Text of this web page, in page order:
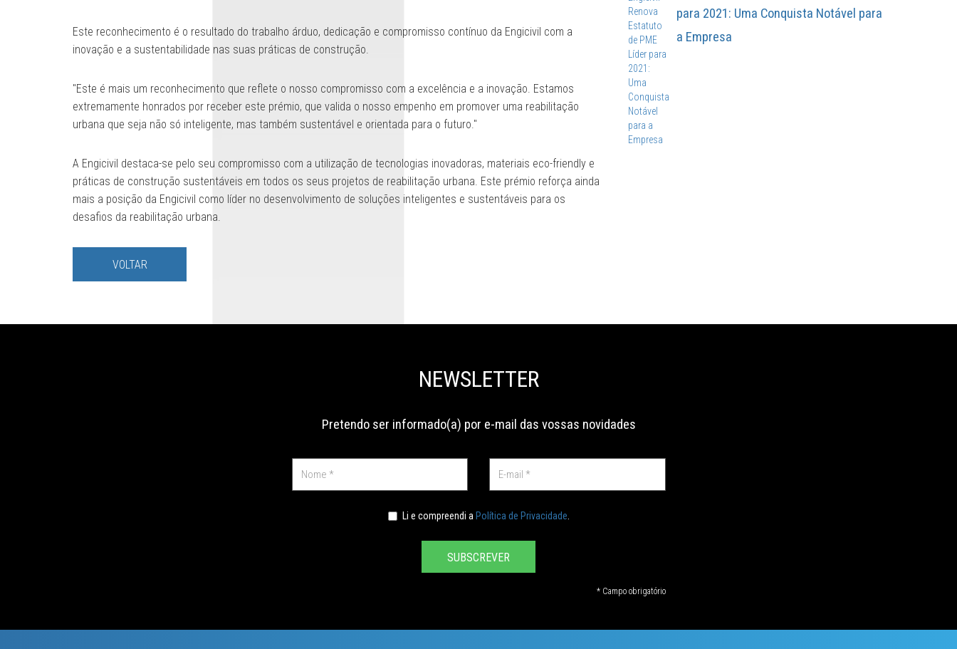
Este reconhecimento é o resultado do trabalho árduo, dedicação e compromisso contínuo da Engicivil com a
inovação e a sustentabilidade nas suas práticas de construção.
"Este é mais um reconhecimento que reflete o nosso compromisso com a excelência e a inovação. Estamos
extremamente honrados por receber este prémio, que valida o nosso empenho em promover uma reabilitação
urbana que seja não só inteligente, mas também sustentável e orientada para o futuro."
A Engicivil destaca-se pelo seu compromisso com a utilização de tecnologias inovadoras, materiais eco-friendly e
práticas de construção sustentáveis em todos os seus projetos de reabilitação urbana. Este prémio reforça ainda
mais a posição da Engicivil como líder no desenvolvimento de soluções inteligentes e sustentáveis para os
desafios da reabilitação urbana.
VOLTAR
para 2021: Uma Conquista Notável para
a Empresa
NEWSLETTER
Pretendo ser informado(a) por e-mail das vossas novidades
Li e compreendi a Política de Privacidade
SUBSCREVER
* Campo obrigatório